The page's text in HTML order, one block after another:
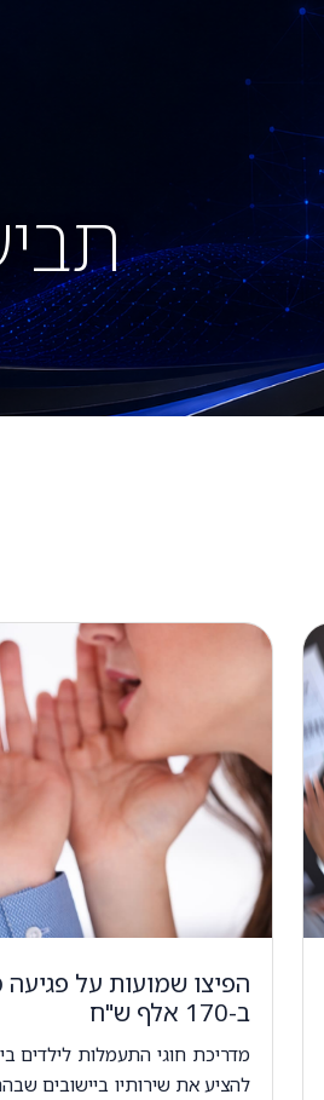
הפיצו שמועות על פגיעה
ב-170 אלף ש"ח
מדריכת חוגי התעמלות לילדים
להציע את שירותיו ביישובים